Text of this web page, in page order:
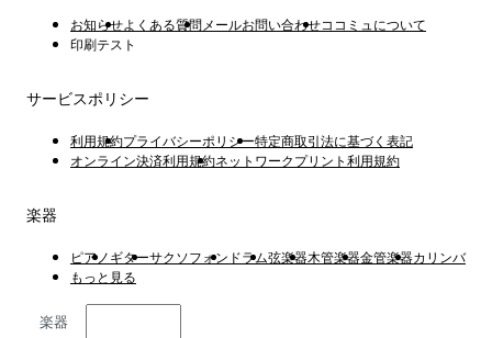
お知らせよくある質問 メールお問い合わせココミュについて
印刷テスト
サービスポリシー
利用規約プライバシーポリシー特定商取引法に基づく表記
オンライン決済利用規約ネットワークプリント利用規約
楽器
ピアノ ギターサクソフォン ドラム弦楽器木管楽器金管楽器カリンバ
もっと見る
楽器